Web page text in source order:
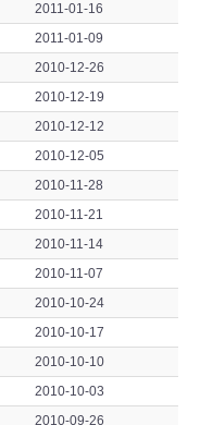
2011-01-16
2011-01-09
2010-12-26
2010-12-19
2010-12-12
2010-12-05
2010-11-28
2010-11-21
2010-11-14
2010-11-07
2010-10-24
2010-10-17
2010-10-10
2010-10-03
2010-09-26